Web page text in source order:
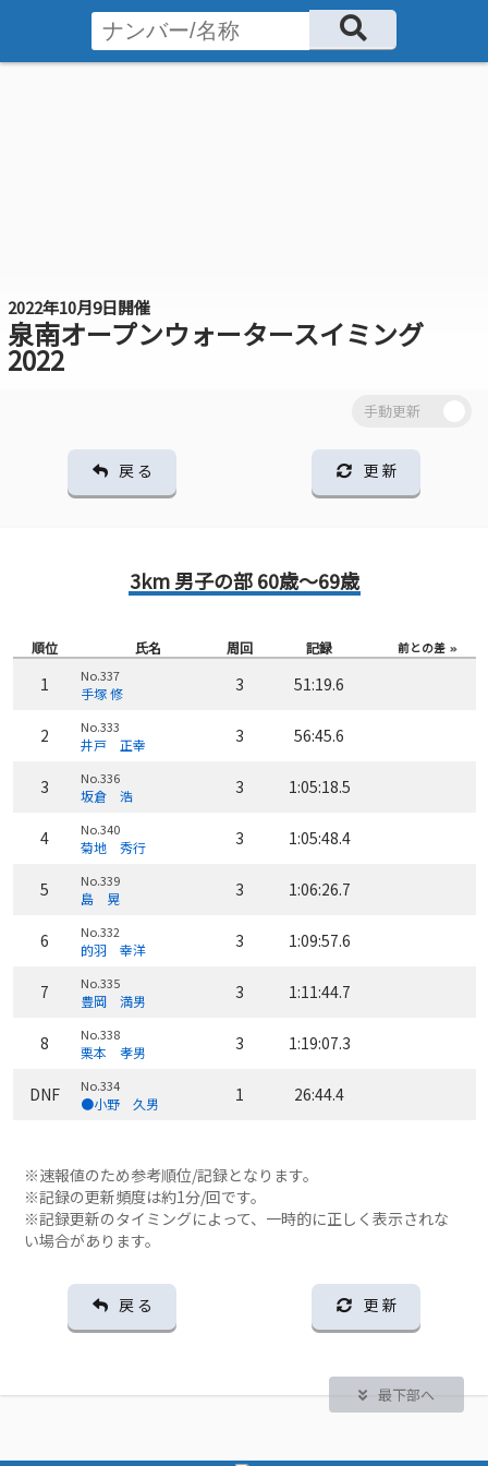
2022年10月9日開催
泉南オープンウォータースイミング
2022
戻 る 更 新
3km 男子の部 60歳～69歳
順位 氏名 周回 記録 前との差
1 No.337
手塚 修 3 51:19.6
2 No.333
井戸 正幸 3 56:45.6
3 No.336
坂倉 浩 3 1:05:18.5
4 No.340
菊地 秀行 3 1:05:48.4
5 No.339
島 晃 3 1:06:26.7
6 No.332
的羽 幸洋 3 1:09:57.6
7 No.335
豊岡 満男 3 1:11:44.7
8 No.338
栗本 孝男 3 1:19:07.3
DNF No.334
●小野 久男 1 26:44.4
※速報値のため参考順位/記録となります。
※記録の更新頻度は約1分/回です。
※記録更新のタイミングによって、一時的に正しく表示されな
い場合があります。
戻 る 更 新
最下部へ